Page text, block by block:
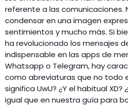
ESPECTÁCULOS
GEEKERS
MÚSICA
ENTRETENIMIENTO
PROGRAMACIÓN
INICIO
RADIO SPLENDID
CONTACTO
referente a las comunicaciones.
condensar en una imagen
sentimientos y mucho más. Si
ha revolucionado los mensajes
indispensable en las apps de
Whatsapp o Telegram, hay
como abreviaturas que no todo
significa UwU? ¿Y el habitual XD?
igual que en nuestra guía para